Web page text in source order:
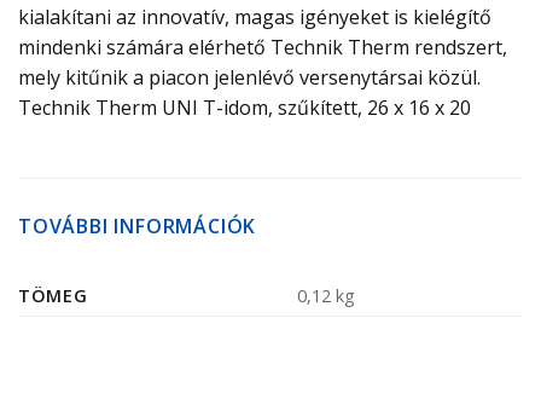
kialakítani az innovatív, magas igényeket is kielégítő
mindenki számára elérhető Technik Therm rendszert,
mely kitűnik a piacon jelenlévő versenytársai közül.
Technik Therm UNI T-idom, szűkített, 26 x 16 x 20
TOVÁBBI INFORMÁCIÓK
TÖMEG 0,12 kg